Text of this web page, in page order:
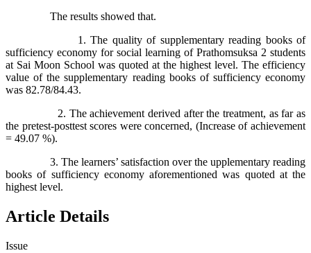
The results showed that.
1. The quality of supplementary reading books of
sufficiency economy for social learning of Prathomsuksa 2 students
at Sai Moon School was quoted at the highest level. The efficiency
value of the supplementary reading books of sufficiency economy
was 82.78/84.43.
2. The achievement derived after the treatment, as far as
the pretest-posttest scores were concerned, (Increase of achievement
= 49.07 %).
3. The learners’ satisfaction over the upplementary reading
books of sufficiency economy aforementioned was quoted at the
highest level.
Article Details
Issue